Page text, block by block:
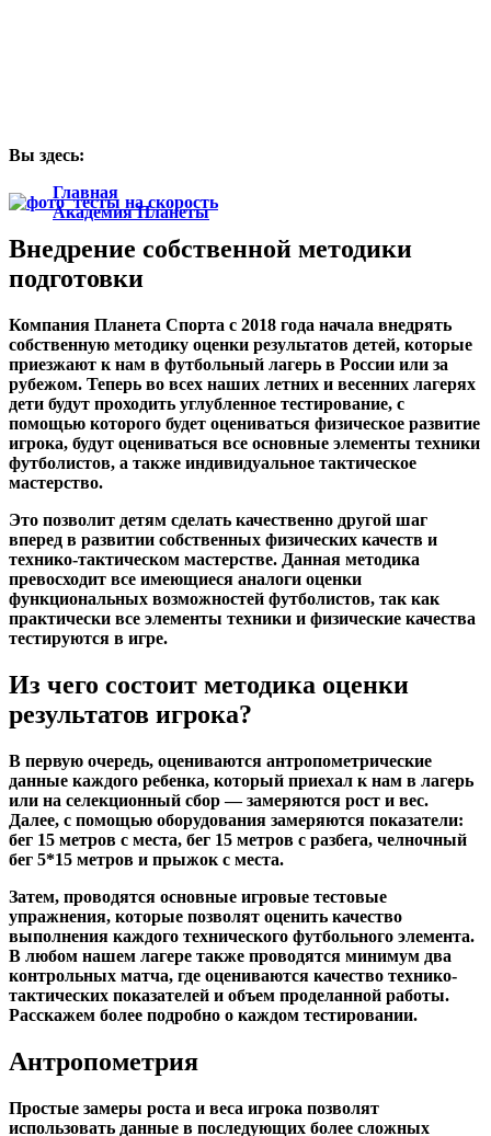
Вы здесь:
Главная
Академия Планеты
результатов
Внедрение собственной методики
подготовки
Компания Планета Спорта с 2018 года начала внедрять
собственную методику оценки результатов детей, которые
приезжают к нам в футбольный лагерь в России или за
рубежом. Теперь во всех наших летних и весенних лагерях
дети будут проходить углубленное тестирование, с
помощью которого будет оцениваться физическое развитие
игрока, будут оцениваться все основные элементы техники
футболистов, а также индивидуальное тактическое
мастерство.
Это позволит детям сделать качественно другой шаг
вперед в развитии собственных физических качеств и
технико-тактическом мастерстве. Данная методика
превосходит все имеющиеся аналоги оценки
функциональных возможностей футболистов, так как
практически все элементы техники и физические качества
тестируются в игре.
Из чего состоит методика оценки
результатов игрока?
В первую очередь, оцениваются антропометрические
данные каждого ребенка, который приехал к нам в лагерь
или на селекционный сбор — замеряются рост и вес.
Далее, с помощью оборудования замеряются показатели:
бег 15 метров с места, бег 15 метров с разбега, челночный
бег 5*15 метров и прыжок с места.
Затем, проводятся основные игровые тестовые
упражнения, которые позволят оценить качество
выполнения каждого технического футбольного элемента.
В любом нашем лагере также проводятся минимум два
контрольных матча, где оцениваются качество технико-
тактических показателей и объем проделанной работы.
Расскажем более подробно о каждом тестировании.
Антропометрия
Простые замеры роста и веса игрока позволят
использовать данные в последующих более сложных